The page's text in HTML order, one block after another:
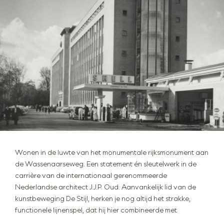
Wonen in de luwte van het monumentale rijksmonument aan
de Wassenaarseweg. Een statement én sleutelwerk in de
carrière van de internationaal gerenommeerde
Nederlandse architect J.J.P. Oud. Aanvankelijk lid van de
kunstbeweging De Stijl, herken je nog altijd het strakke,
functionele lijnenspel, dat hij hier combineerde met